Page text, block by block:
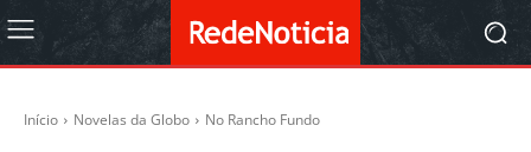
Início Novelas da Globo No Rancho Fundo